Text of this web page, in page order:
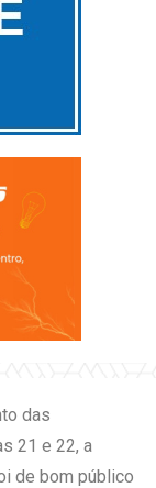
das
21 e 22, a
de bom público